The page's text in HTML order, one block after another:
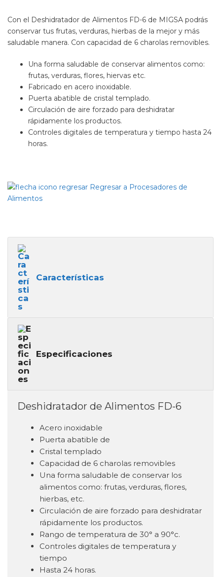
Con el Deshidratador de Alimentos FD-6 de MIGSA podrás
conservar tus frutas, verduras, hierbas de la mejor y más
saludable manera. Con capacidad de 6 charolas removibles.
Una forma saludable de conservar alimentos como:
frutas, verduras, flores, hiervas etc.
Fabricado en acero inoxidable.
Puerta abatible de cristal templado.
Circulación de aire forzado para deshidratar
rápidamente los productos.
Controles digitales de temperatura y tiempo hasta 24
horas.
Regresar a Procesadores de
Alimentos
Características
Especificaciones
Deshidratador de Alimentos FD-6
Acero inoxidable
Puerta abatible de
Cristal templado
Capacidad de 6 charolas removibles
Una forma saludable de conservar los
alimentos como: frutas, verduras, flores,
hierbas, etc.
Circulación de aire forzado para deshidratar
rápidamente los productos.
Rango de temperatura de 30° a 90°c.
Controles digitales de temperatura y
tiempo
Hasta 24 horas.